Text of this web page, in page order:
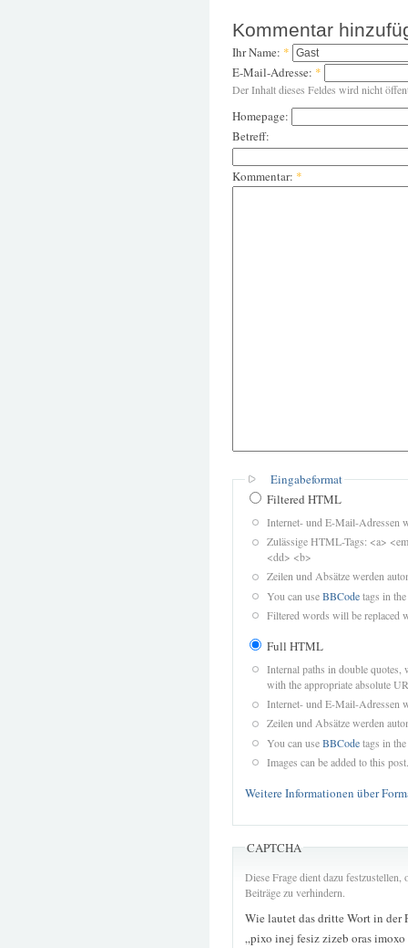
Kommentar
Ihr Name: *
E-Mail-Adresse: *
Der Inhalt dieses Feldes wird nicht
Homepage:
Betreff:
Kommentar: *
Eingabeformat
Filtered HTML
Internet- und E-Mail-Adressen
Zulässige HTML-Tags: <a>
<dd> <b>
Zeilen und Absätze werden
You can useBBCodetags in
Filtered words will be replaced
Full HTML
Internal paths in double quotes,
with the appropriate absolute
Internet- und E-Mail-Adressen
Zeilen und Absätze werden
You can useBBCodetags in
Images can be added to this post.
Weitere Informationen über
CAPTCHA
Diese Frage dient dazu
Beiträge zu verhindern.
Wie lautet das dritte Wort in der
„pixo inej fesiz zizeb oras